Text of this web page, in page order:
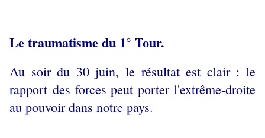
Le traumatisme du 1° Tour.
Au soir du 30 juin, le résultat est clair : le
rapport des forces peut porter l'extrême-droite
au pouvoir dans notre pays.